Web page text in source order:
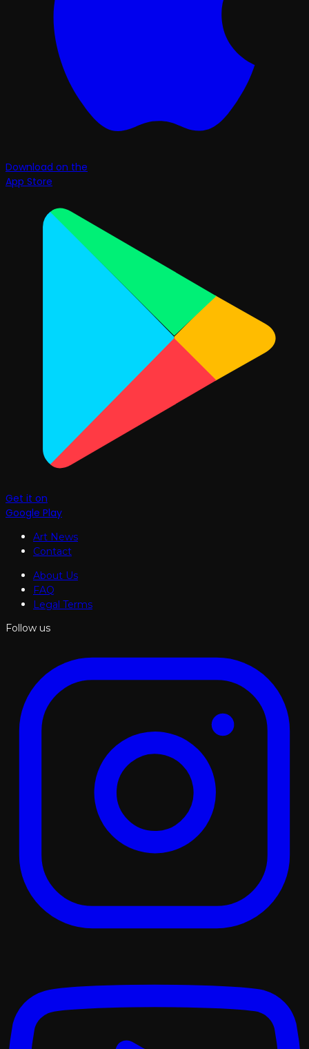
Download on the
App Store
Get it on
Google Play
Art News
Contact
About Us
FAQ
Legal Terms
Follow us